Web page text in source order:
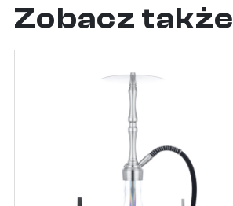
Zobacz także